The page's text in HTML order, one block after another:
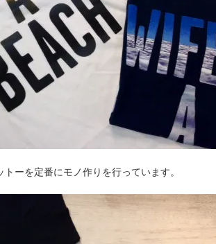
ーを定番にモノ作りを行っています。